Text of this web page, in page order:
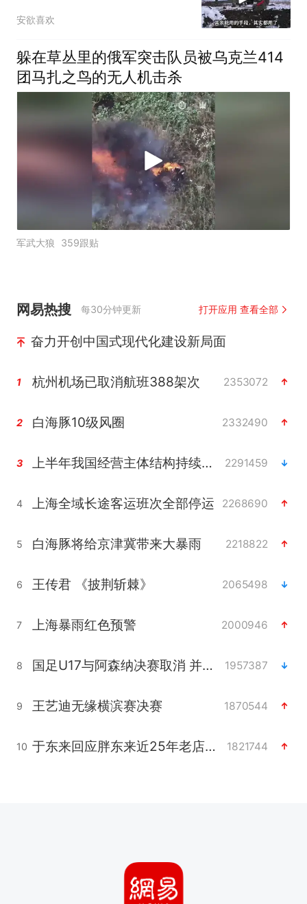
安欲喜欢
躲在草丛里的俄军突击队员被乌克兰414
团马扎之鸟的无人机击杀
军武大狼 359跟贴
网易热搜 每30分钟更新 打开应用 查看全部
奋力开创中国式现代化建设新局面
1 杭州机场已取消航班388架次 2353072
2 白海豚10级风圈 2332490
3 上半年我国经营主体结构持续优化 2291459
4 上海全域长途客运班次全部停运 2268690
5 白海豚将给京津冀带来大暴雨 2218822
6 王传君 《披荆斩棘》 2065498
7 上海暴雨红色预警 2000946
8 国足U17与阿森纳决赛取消 并列冠军 1957387
9 王艺迪无缘横滨赛决赛 1870544
10 于东来回应胖东来近25年老店年底关闭 1821744